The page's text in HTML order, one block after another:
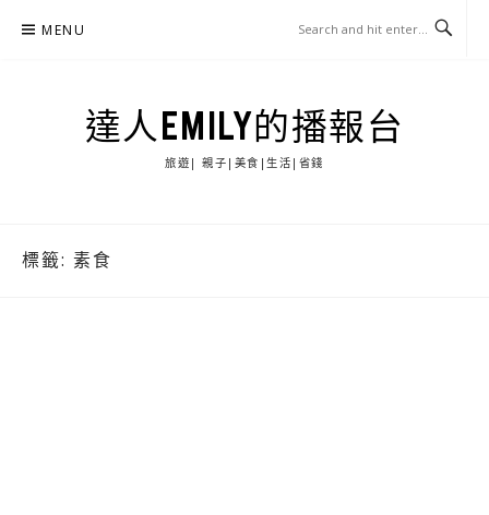
MENU
達人EMILY的播報台
旅遊| 親子|美食|生活|省錢
標籤: 素食